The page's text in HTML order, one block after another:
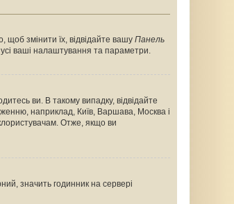
щоб змінити їх, відвідайте вашу Панель
ваші налаштування та параметри.
ви. В такому випадку, відвідайте
наприклад, Київ, Варшава, Москва і
Отже, якщо ви
значить годинник на сервері